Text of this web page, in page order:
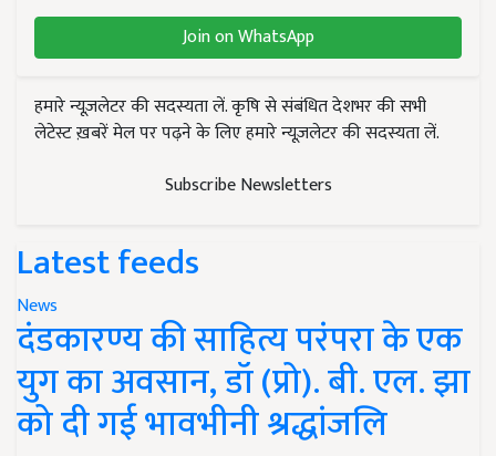
Join on WhatsApp
हमारे न्यूज़लेटर की सदस्यता लें. कृषि से संबंधित देशभर की सभी
लेटेस्ट ख़बरें मेल पर पढ़ने के लिए हमारे न्यूज़लेटर की सदस्यता लें.
Subscribe Newsletters
Latest feeds
News
दंडकारण्य की साहित्य परंपरा के एक
युग का अवसान, डॉ (प्रो). बी. एल. झा
को दी गई भावभीनी श्रद्धांजलि